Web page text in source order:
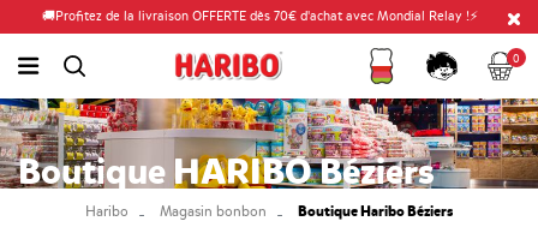
🚚Profitez de la livraison OFFERTE dès 70€ d'achat avec Mondial Relay !⚡
link.header.menu.label
simplesearch.search.label Fidélité
Compte
Panier
0
Boutique HARIBO Béziers
Haribo Magasin bonbon Boutique Haribo Béziers